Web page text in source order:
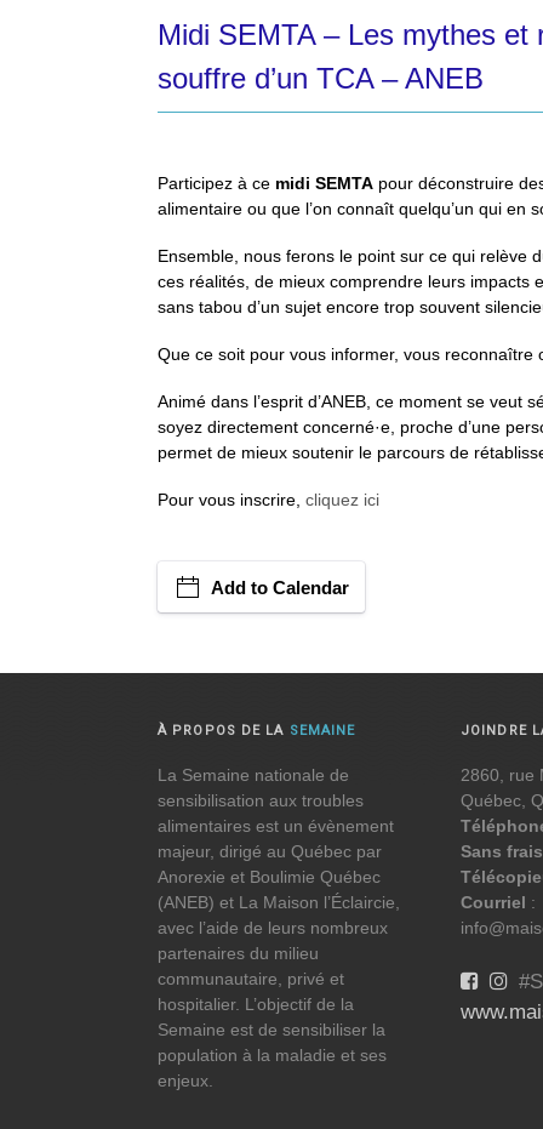
Midi SEMTA – Les mythes et
souffre d’un TCA – ANEB
Participez à ce midi SEMTA pour déconstruire
alimentaire ou que l’on connaît quelqu’un qui en
Ensemble, nous ferons le point sur ce qui relève
ces réalités, de mieux comprendre leurs impacts
sans tabou d’un sujet encore trop souvent
Que ce soit pour vous informer, vous reconnaître
Animé dans l’esprit d’ANEB, ce moment se veut
soyez directement concerné·e, proche d’une
permet de mieux soutenir le parcours de
Pour vous inscrire, cliquez ici
Add to Calendar
À PROPOS DE LA SEMAINE
La Semaine nationale de
sensibilisation aux troubles
alimentaires est un évènement
majeur, dirigé au Québec par
Anorexie et Boulimie Québec
(ANEB) et La Maison l’Éclaircie,
avec l’aide de leurs nombreux
partenaires du milieu
communautaire, privé et
hospitalier. L’objectif de la
Semaine est de sensibiliser la
population à la maladie et ses
enjeux.
JOINDRE
2860, rue
Québec,
Sans frais
Courriel :